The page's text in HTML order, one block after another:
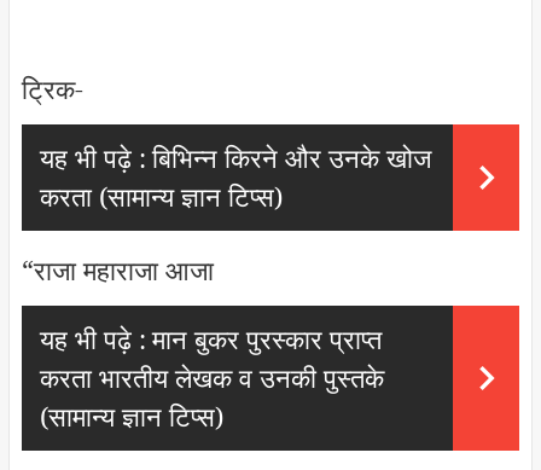
ट्रिक-
यह भी पढ़े :बिभिन्न किरने और उनके खोज
करता (सामान्य ज्ञान टिप्स)
“राजा महाराजा आजा
यह भी पढ़े :मान बुकर पुरस्कार प्राप्त
करता भारतीय लेखक व उनकी पुस्तके
(सामान्य ज्ञान टिप्स)